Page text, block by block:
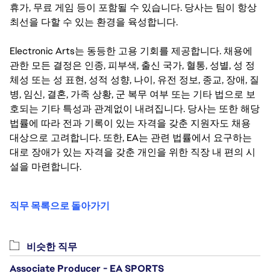
휴가, 무료 게임 등이 포함될 수 있습니다. 당사는 팀이 항상
최선을 다할 수 있는 환경을 육성합니다.
Electronic Arts는 동등한 고용 기회를 제공합니다. 채용에
관한 모든 결정은 인종, 피부색, 출신 국가, 혈통, 성별, 성 정
체성 또는 성 표현, 성적 성향, 나이, 유전 정보, 종교, 장애, 질
병, 임신, 결혼, 가족 상황, 군 복무 여부 또는 기타 법으로 보
호되는 기타 특성과 관계없이 내려집니다. 당사는 또한 해당
법률에 따라 전과 기록이 있는 자격을 갖춘 지원자도 채용
대상으로 고려합니다. 또한, EA는 관련 법률에서 요구하는
대로 장애가 있는 자격을 갖춘 개인을 위한 직장 내 편의 시
설을 마련합니다.
직무 목록으로 돌아가기
비슷한 직무
Associate Producer - EA SPORTS